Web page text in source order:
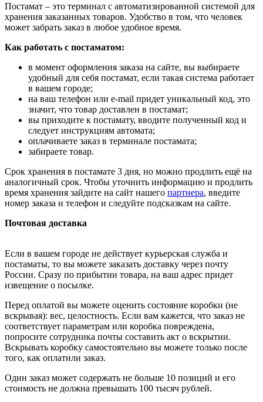
Постамат – это терминал с автоматизированной системой для
хранения заказанных товаров. Удобство в том, что человек
может забрать заказ в любое удобное время.
Как работать с постаматом:
в момент оформления заказа на сайте, вы выбираете
удобный для себя постамат, если такая система работает
в вашем городе;
на ваш телефон или e-mail придет уникальный код, это
значит, что товар доставлен в постамат;
вы приходите к постамату, вводите полученный код и
следует инструкциям автомата;
оплачиваете заказ в терминале постамата;
забираете товар.
Срок хранения в постамате 3 дня, но можно продлить ещё на
аналогичный срок. Чтобы уточнить информацию и продлить
время хранения зайдите на сайт нашего партнера, введите
номер заказа и телефон и следуйте подсказкам на сайте.
Почтовая доставка
Если в вашем городе не действует курьерская служба и
постаматы, то вы можете заказать доставку через почту
России. Сразу по прибытии товара, на ваш адрес придет
извещение о посылке.
Перед оплатой вы можете оценить состояние коробки (не
вскрывая): вес, целостность. Если вам кажется, что заказ не
соответствует параметрам или коробка повреждена,
попросите сотрудника почты составить акт о вскрытии.
Вскрывать коробку самостоятельно вы можете только после
того, как оплатили заказ.
Один заказ может содержать не больше 10 позиций и его
стоимость не должна превышать 100 тысяч рублей.